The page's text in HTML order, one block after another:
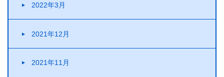
2022年3月
2021年12月
2021年11月